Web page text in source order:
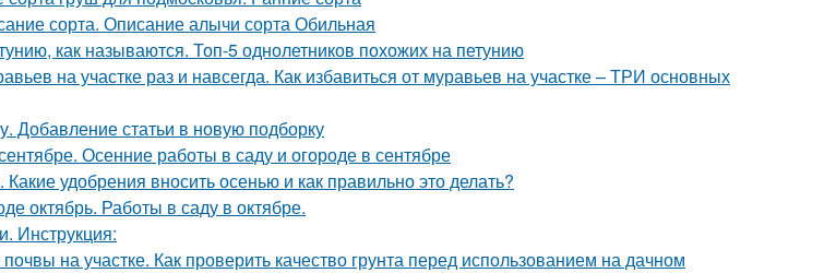
сорта. Описание алычи сорта Обильная
как называются. Топ-5 однолетников похожих на петунию
на участке раз и навсегда. Как избавиться от муравьев на участке – ТРИ основных
Добавление статьи в новую подборку
Осенние работы в саду и огороде в сентябре
удобрения вносить осенью и как правильно это делать?
октябрь. Работы в саду в октябре.
Инструкция:
на участке. Как проверить качество грунта перед использованием на дачном